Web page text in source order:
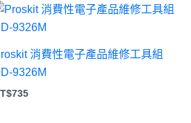
消費性電子產品維修工具組
9326M
735